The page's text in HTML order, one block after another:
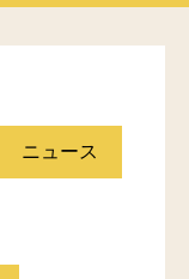
ニュース